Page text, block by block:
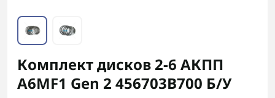
Комплект дисков 2-6 АКПП
A6MF1 Gen 2 456703B700 Б/У